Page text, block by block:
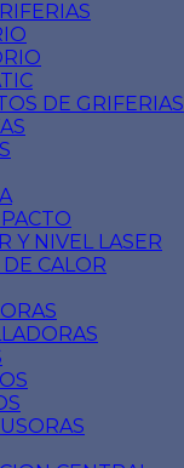
DE GRIFERIAS
Y NIVEL LASER
CALOR